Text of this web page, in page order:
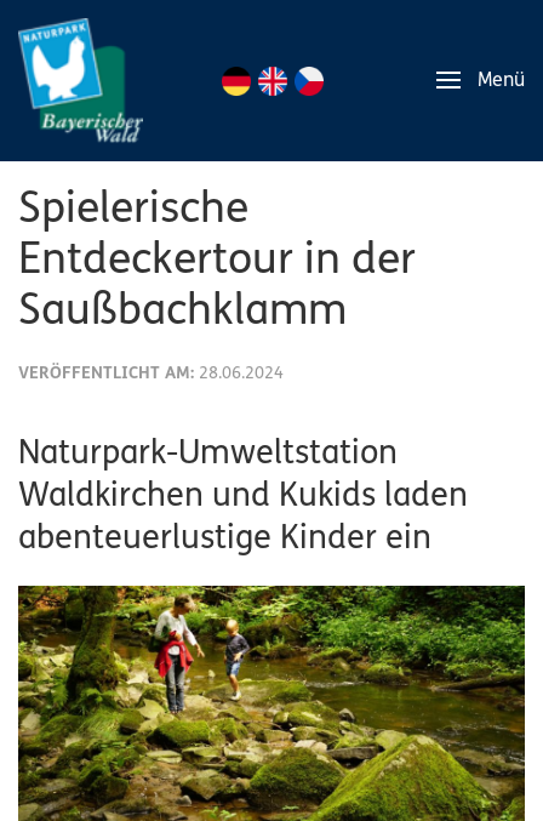
Menü
Spielerische
Entdeckertour in der
Saußbachklamm
VERÖFFENTLICHT AM: 28.06.2024
Naturpark-Umweltstation
Waldkirchen und Kukids laden
abenteuerlustige Kinder ein